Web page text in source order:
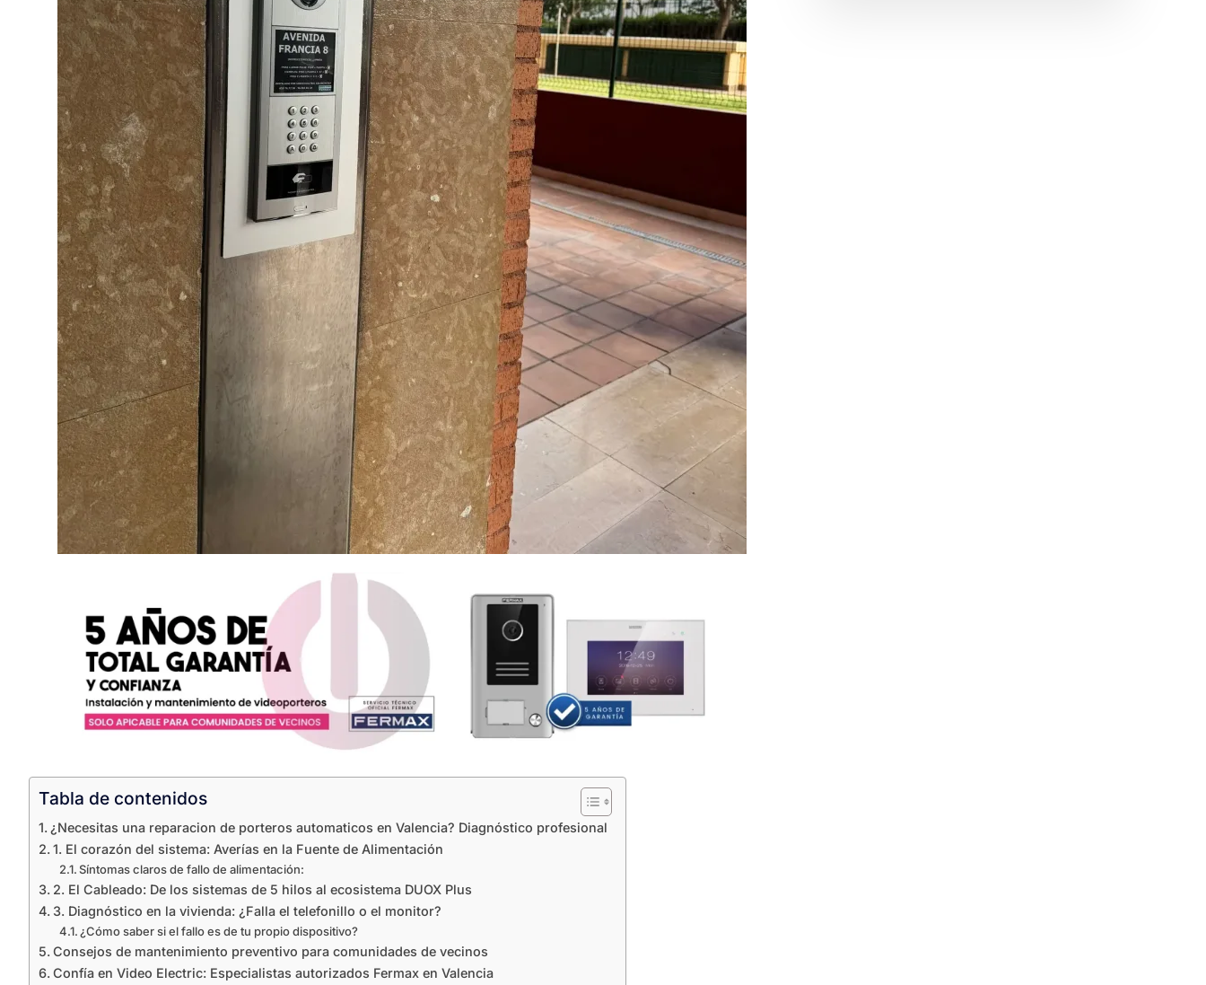
Tabla de contenidos
¿Necesitas una reparacion de porteros automaticos en Valencia? Diagnóstico profesional
1. El corazón del sistema: Averías en la Fuente de Alimentación
Síntomas claros de fallo de alimentación:
2. El Cableado: De los sistemas de 5 hilos al ecosistema DUOX Plus
3. Diagnóstico en la vivienda: ¿Falla el telefonillo o el monitor?
¿Cómo saber si el fallo es de tu propio dispositivo?
Consejos de mantenimiento preventivo para comunidades de vecinos
Confía en Video Electric: Especialistas autorizados Fermax en Valencia